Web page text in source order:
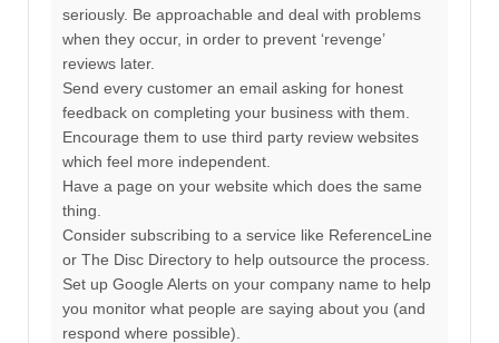
seriously. Be approachable and deal with problems
when they occur, in order to prevent ‘revenge’
reviews later.
Send every customer an email asking for honest
feedback on completing your business with them.
Encourage them to use third party review websites
which feel more independent.
Have a page on your website which does the same
thing.
Consider subscribing to a service like ReferenceLine
or The Disc Directory to help outsource the process.
Set up Google Alerts on your company name to help
you monitor what people are saying about you (and
respond where possible).